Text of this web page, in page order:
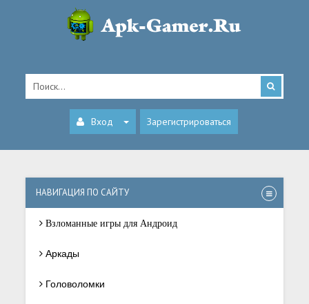
Вход Зарегистрироваться
НАВИГАЦИЯ ПО САЙТУ
Взломанные игры для Андроид
Аркады
Головоломки